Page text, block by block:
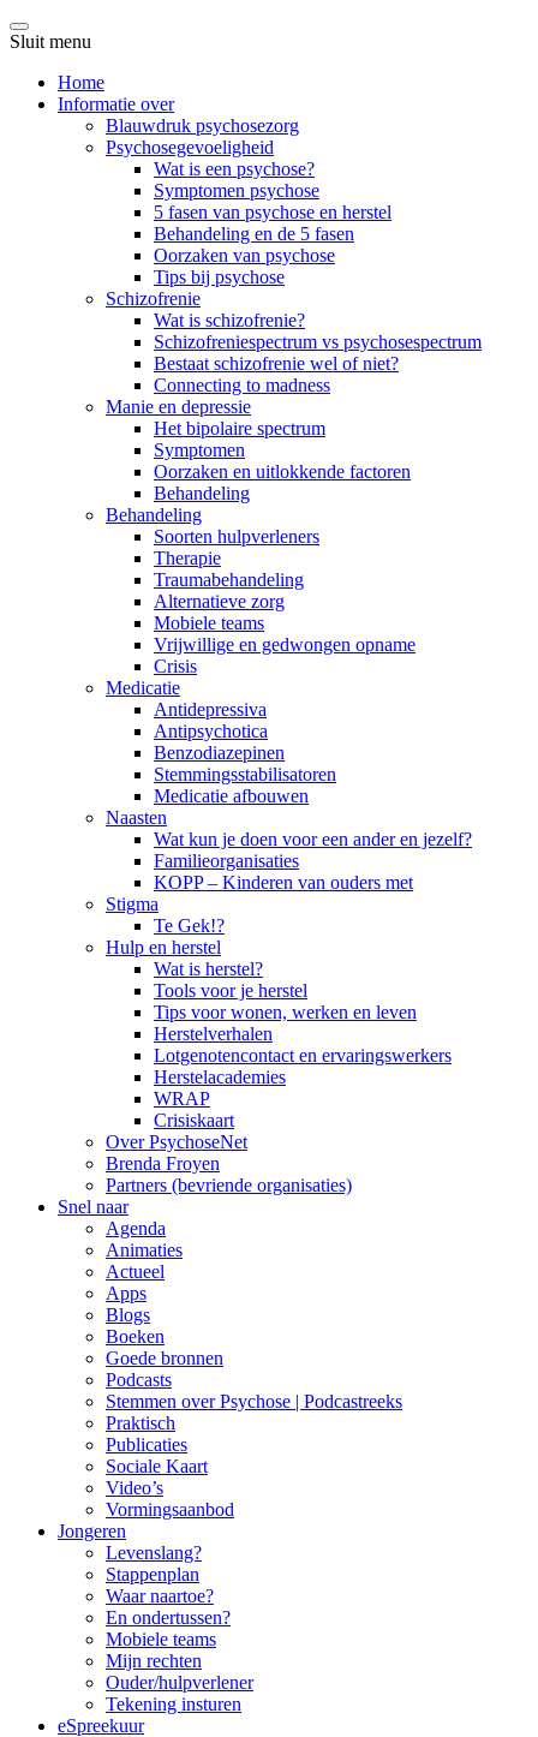
Sluit menu
Home
Informatie over
Blauwdruk psychosezorg
Psychosegevoeligheid
Wat is een psychose?
Symptomen psychose
5 fasen van psychose en herstel
Behandeling en de 5 fasen
Oorzaken van psychose
Tips bij psychose
Schizofrenie
Wat is schizofrenie?
Schizofreniespectrum vs psychosespectrum
Bestaat schizofrenie wel of niet?
Connecting to madness
Manie en depressie
Het bipolaire spectrum
Symptomen
Oorzaken en uitlokkende factoren
Behandeling
Behandeling
Soorten hulpverleners
Therapie
Traumabehandeling
Alternatieve zorg
Mobiele teams
Vrijwillige en gedwongen opname
Crisis
Medicatie
Antidepressiva
Antipsychotica
Benzodiazepinen
Stemmingsstabilisatoren
Medicatie afbouwen
Naasten
Wat kun je doen voor een ander en jezelf?
Familieorganisaties
KOPP – Kinderen van ouders met
Stigma
Te Gek!?
Hulp en herstel
Wat is herstel?
Tools voor je herstel
Tips voor wonen, werken en leven
Herstelverhalen
Lotgenotencontact en ervaringswerkers
Herstelacademies
WRAP
Crisiskaart
Over PsychoseNet
Brenda Froyen
Partners (bevriende organisaties)
Snel naar
Agenda
Animaties
Actueel
Apps
Blogs
Boeken
Goede bronnen
Podcasts
Stemmen over Psychose | Podcastreeks
Praktisch
Publicaties
Sociale Kaart
Video’s
Vormingsaanbod
Jongeren
Levenslang?
Stappenplan
Waar naartoe?
En ondertussen?
Mobiele teams
Mijn rechten
Ouder/hulpverlener
Tekening insturen
eSpreekuur